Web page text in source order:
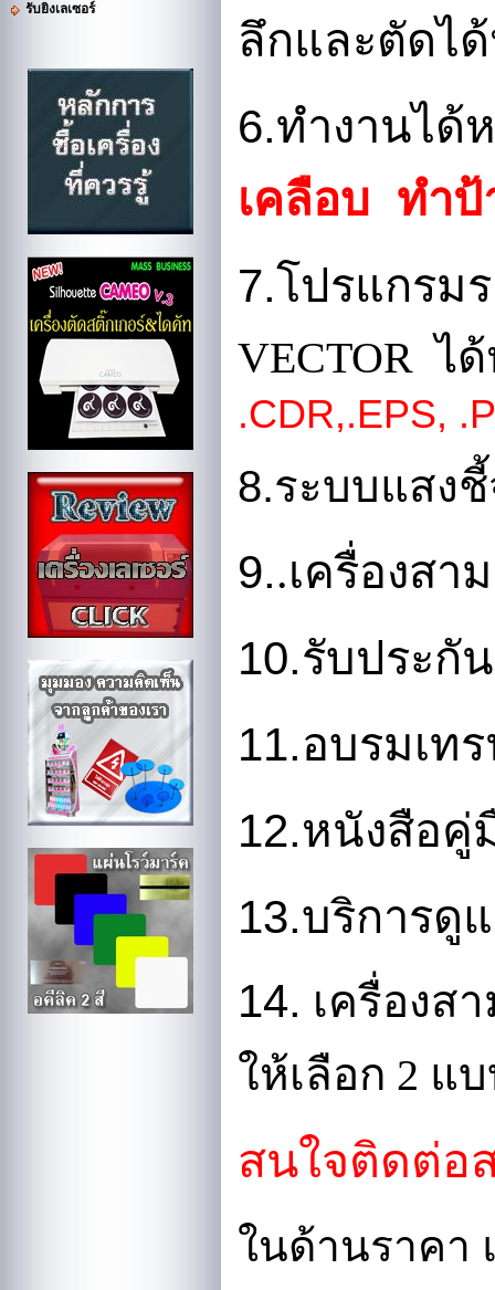
รับยิงเลเซอร์
ลึกและตัดไ
6.ทำงานได้
เคลือบ ทำป้
7.โปรแกรม
VECTOR ไ
.CDR,.EPS,
8.ระบบแสง
9..เครื่องสา
10.รับประกั
11.อบรมเท
12.หนังสือคู่
13.บริการดู
14. เครื่องส
ให้เลือก 2 แ
สนใจติดต่อ
ในด้านราคา